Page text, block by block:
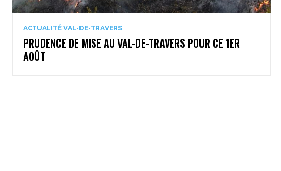
ACTUALITÉ VAL-DE-TRAVERS
PRUDENCE DE MISE AU VAL-DE-TRAVERS POUR CE 1ER
AOÛT